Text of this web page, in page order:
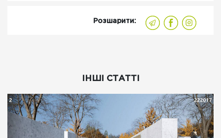
Розшарити:
ІНШІ СТАТТІ